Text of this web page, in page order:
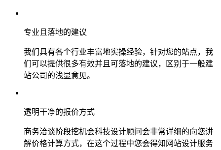
专业且落地的建议
我们具有各个行业丰富地实操经验，针对您的站点，我
们可以提供很多有效并且可落地的建议，区别于一般建
站公司的浅显意见。
透明干净的报价方式
商务洽谈阶段挖机会科技设计顾问会非常详细的向您讲
解价格计算方式，在这个过程中您会得知网站设计服务